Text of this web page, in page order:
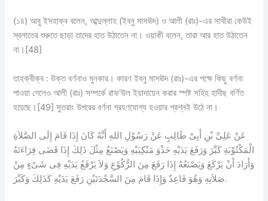
(১৪) আবু ইসহাক্ব বলেন, আব্দুল্লাহ (ইবনু মাসঊদ) ও আলী (রাঃ)-এর সাথীরা কেউই
স্বলাতের শুরুতে ছাড়া তাদের হাত উঠাতেন না। ওয়াকী বলেন, তারা আর হাত উঠাতেন
না।[48]
তাহক্বীক্ব :উক্ত বর্ণনাওমুনকার। কারণ ইবনু মাসঊদ (রাঃ)-এর পক্ষে কিছু বর্ণনা
পাওয়া গেলেও আলী (রাঃ) সম্পর্কে রাফ‘উল ইয়াদায়েন করার স্পষ্ট সহিহ হাদীছ বর্ণিত
হয়েছে।[49] সুতরাং উপরের বর্ণনা গ্রহণযোগ্য হওয়ার প্রশ্নই উঠে না।
عَنْ عَلِىِّ بْنِ أَبِىْ طَالِبٍ عَنْ رَسُوْلِ اللهِ أَنَّهُ كَانَ إِذَا قَامَ إِلَى الصَّلاَةِ
الْمَكْتُوْبَةِ كَبَّرَ وَرَفَعَ يَدَيْهِ حَذْوَ مَنْكِبَيْهِ وَيَصْنَعُ مِثْلَ ذَلِكَ إِذَا قَضَى قِرَاءَتَهُ
وَأَرَادَ أَنْ يَرْكَعَ وَيَصْنَعُهُ إِذَا رَفَعَ مِنَ الرُّكُوْعِ وَلاَ يَرْفَعُ يَدَيْهِ فِى شَىْءٍ مِنْ
صَلاَتِهِ وَهُوَ قَاعِدٌ وَإِذَا قَامَ مِنَ السَّجْدَتَيْنِ رَفَعَ يَدَيْهِ كَذَلِكَ وَكَبَّرَ.